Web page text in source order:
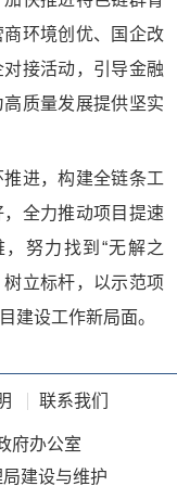
环境创优、国企改
接活动，引导金融
质量发展提供坚实
进，构建全链条工
全力推动项目提速
努力找到“无解之
树立标杆，以示范项
建设工作新局面。
联系我们
府办公室
建设与维护